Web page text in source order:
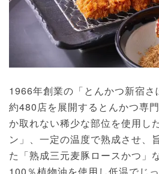
1966年創業の「とんかつ新宿
約480店を展開するとんかつ専
か取れない稀少な部位を使用し
ン」、一定の温度で熟成させ、
た「熟成三元麦豚ロースかつ」
100％植物油を使用し低温でじ